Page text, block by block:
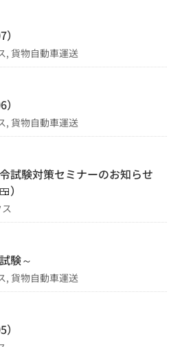
,貨物自動車運送
,貨物自動車運送
試験対策セミナーのお知らせ
）
験～
,貨物自動車運送